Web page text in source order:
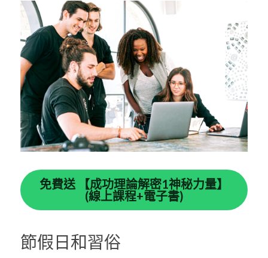
免費送 【成功理論解密1神秘力量】
(線上課程+電子書)
節假日和習俗